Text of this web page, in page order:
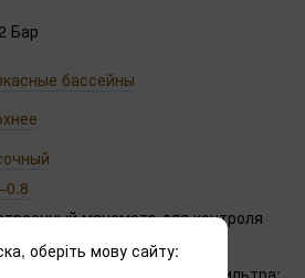
Бар
бассейны
манометр для контроля
кран
оберіть мову сайту: